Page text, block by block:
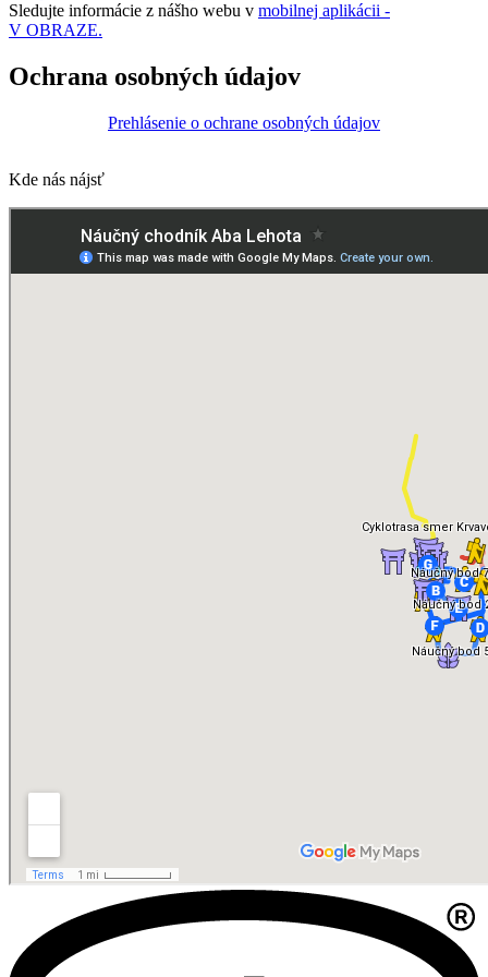
Sledujte informácie z nášho webu v mobilnej aplikácii -
V OBRAZE.
Ochrana osobných údajov
Prehlásenie o ochrane osobných údajov
Kde nás nájsť